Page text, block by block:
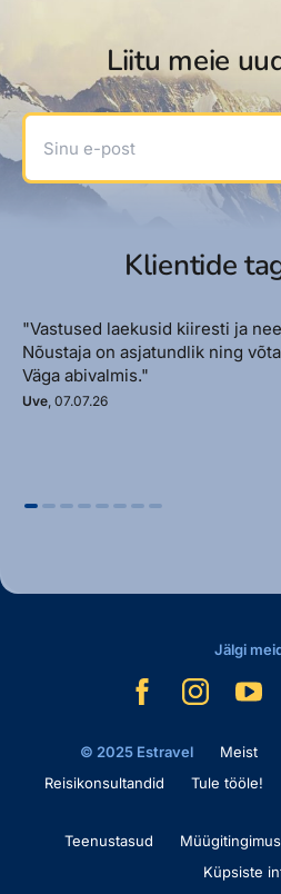
Liitu meie
Sinu e-post
Klientide
"Vastused laekusid kiiresti ja
Nõustaja on asjatundlik ning
Väga abivalmis."
Uve, 07.07.26
© 2025 Estravel Meist
Reisikonsultandid
Tule tööle!
Teenustasud
Küpsiste
Jälgi